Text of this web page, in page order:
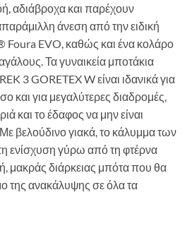
αδιάβροχα και παρέχουν
άνεση από την ειδική
Foura EVO, καθώς και ένα κολάρο
Τα γυναικεία μποτάκια
3 GORETEX W είναι ιδανικά για
και για μεγαλύτερες διαδρομές,
και το έδαφος να μην είναι
βελούδινο γιακά, το κάλυμμα των
ενίσχυση γύρω από τη φτέρνα
μακράς διάρκειας μπότα που θα
της ανακάλυψης σε όλα τα